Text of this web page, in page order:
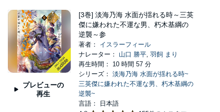
プレビューの
再生
[3巻] 淡海乃海 水面が揺れる時～三英
傑に嫌われた不運な男、朽木基綱の
逆襲～参
著者： イスラーフィール
ナレーター： 山口 勝平, 羽飼 まり
再生時間： 10 時間 57 分
シリーズ： 淡海乃海 水面が揺れる時~
三英傑に嫌われた不運な男、朽木基綱の
逆襲~
言語： 日本語